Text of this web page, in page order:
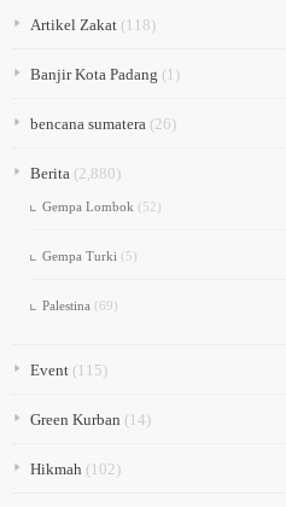
Artikel Zakat (118)
Banjir Kota Padang (1)
bencana sumatera (26)
Berita (2,880)
Gempa Lombok (52)
Gempa Turki (5)
Palestina (69)
Event (115)
Green Kurban (14)
Hikmah (102)